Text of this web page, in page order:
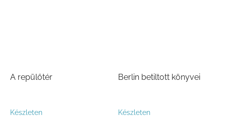
A repülőtér
Készleten
Berlin betiltott könyvei
Készleten